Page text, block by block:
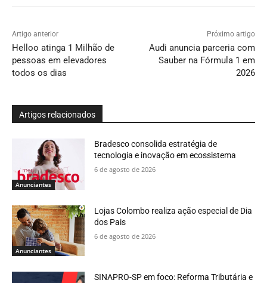
Artigo anterior
Helloo atinga 1 Milhão de
pessoas em elevadores
todos os dias
Próximo artigo
Audi anuncia parceria com
Sauber na Fórmula 1 em
2026
Artigos relacionados
Anunciantes
Bradesco consolida estratégia de
tecnologia e inovação em ecossistema
6 de agosto de 2026
Anunciantes
Lojas Colombo realiza ação especial de Dia
dos Pais
6 de agosto de 2026
SINAPRO-SP em foco: Reforma Tributária e